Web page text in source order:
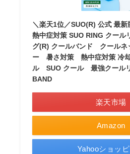
＼楽天1位／SUO(R) 公式 最
熱中症対策 SUO RING クール
グ(R) クールバンド クール
ー 暑さ対策 熱中症対策 冷
ル SUO クール 最強クール
BAND
Amazon
楽天市場
Yahooショッ